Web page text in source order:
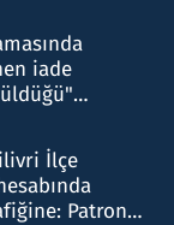
iade
İlçe
Patron